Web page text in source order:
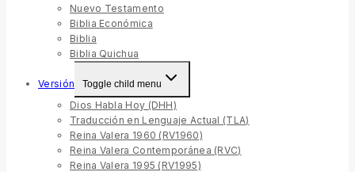
Nuevo Testamento
Biblia Económica
Biblia
Biblia Quichua
Versión Toggle child menu
Dios Habla Hoy (DHH)
Traducción en Lenguaje Actual (TLA)
Reina Valera 1960 (RV1960)
Reina Valera Contemporánea (RVC)
Reina Valera 1995 (RV1995)